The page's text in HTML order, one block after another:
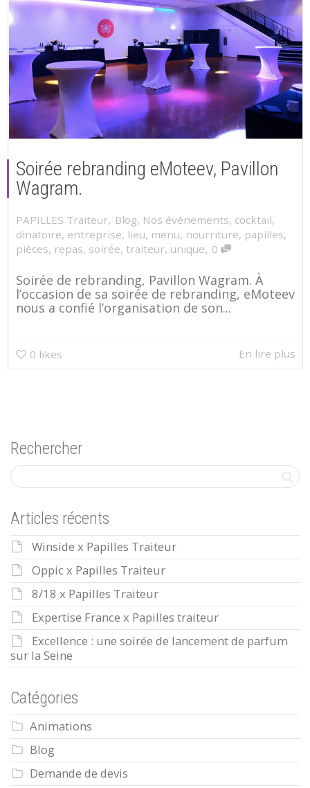
Soirée rebranding eMoteev, Pavillon
Wagram.
PAPILLES Traiteur, Blog, Nos événements, cocktail,
dinatoire, entreprise, lieu, menu, nourriture, papilles,
pièces, repas, soirée, traiteur, unique, 0
Soirée de rebranding, Pavillon Wagram. À
l’occasion de sa soirée de rebranding, eMoteev
nous a confié l’organisation de son...
0 likes En lire plus
Rechercher
Articles récents
Winside x Papilles Traiteur
Oppic x Papilles Traiteur
8/18 x Papilles Traiteur
Expertise France x Papilles traiteur
Excellence : une soirée de lancement de parfum
sur la Seine
Catégories
Animations
Blog
Demande de devis